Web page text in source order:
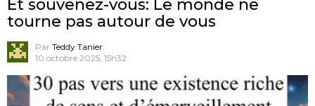
Et souvenez-vous: Le monde ne
tourne pas autour de vous
Par Teddy Tanier
10 octobre 2025, 15h32